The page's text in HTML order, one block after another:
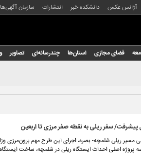
آژانس عکس دانشکده خبر انتشارات سازمان آگهی‌ها
فضای مجازی استان‌ها چندرسانه‌ای تصاویر
سفر ریلی به نقطه صفر مرزی تا اربعین
مسیر ریلی شلمچه- بصره، اجرای این طرح مهم برون‌مرزی
پروژه اصلی احداث ایستگاه ریلی در شلمچه، ساخت